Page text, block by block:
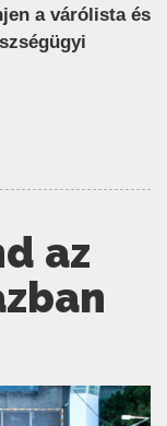
a várólista és
az